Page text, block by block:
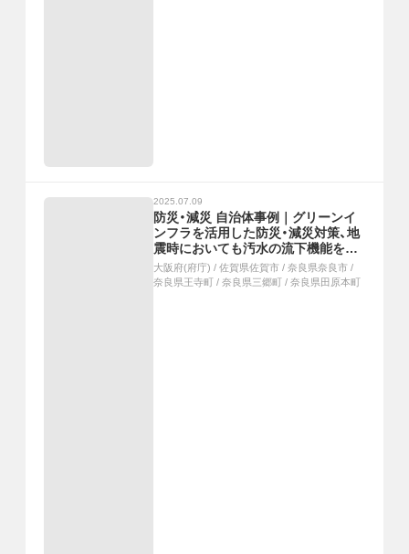
2025.07.09
防災・減災 自治体事例｜グリーンイ
ンフラを活用した防災・減災対策、地
震時においても汚水の流下機能を確
保、浸水被害を軽減する河川の流域治
水対策
大阪府(府庁) / 佐賀県佐賀市 / 奈良県奈良市 /
奈良県王寺町 / 奈良県三郷町 / 奈良県田原本町